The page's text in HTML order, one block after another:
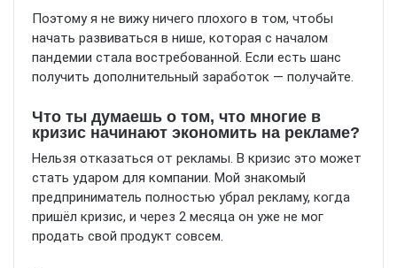
Поэтому я не вижу ничего плохого в том, чтобы
начать развиваться в нише, которая с началом
пандемии стала востребованной. Если есть шанс
получить дополнительный заработок — получайте.
Что ты думаешь о том, что многие в
кризис начинают экономить на рекламе?
Нельзя отказаться от рекламы. В кризис это может
стать ударом для компании. Мой знакомый
предприниматель полностью убрал рекламу, когда
пришёл кризис, и через 2 месяца он уже не мог
продать свой продукт совсем.